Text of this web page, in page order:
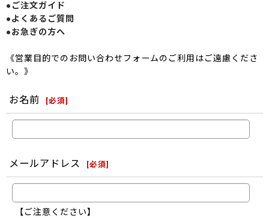
●ご注文ガイド
●よくあるご質問
●お急ぎの方へ
《営業目的でのお問い合わせフォームのご利用はご遠慮くださ
い。》
お名前 [必須]
メールアドレス [必須]
【ご注意ください】